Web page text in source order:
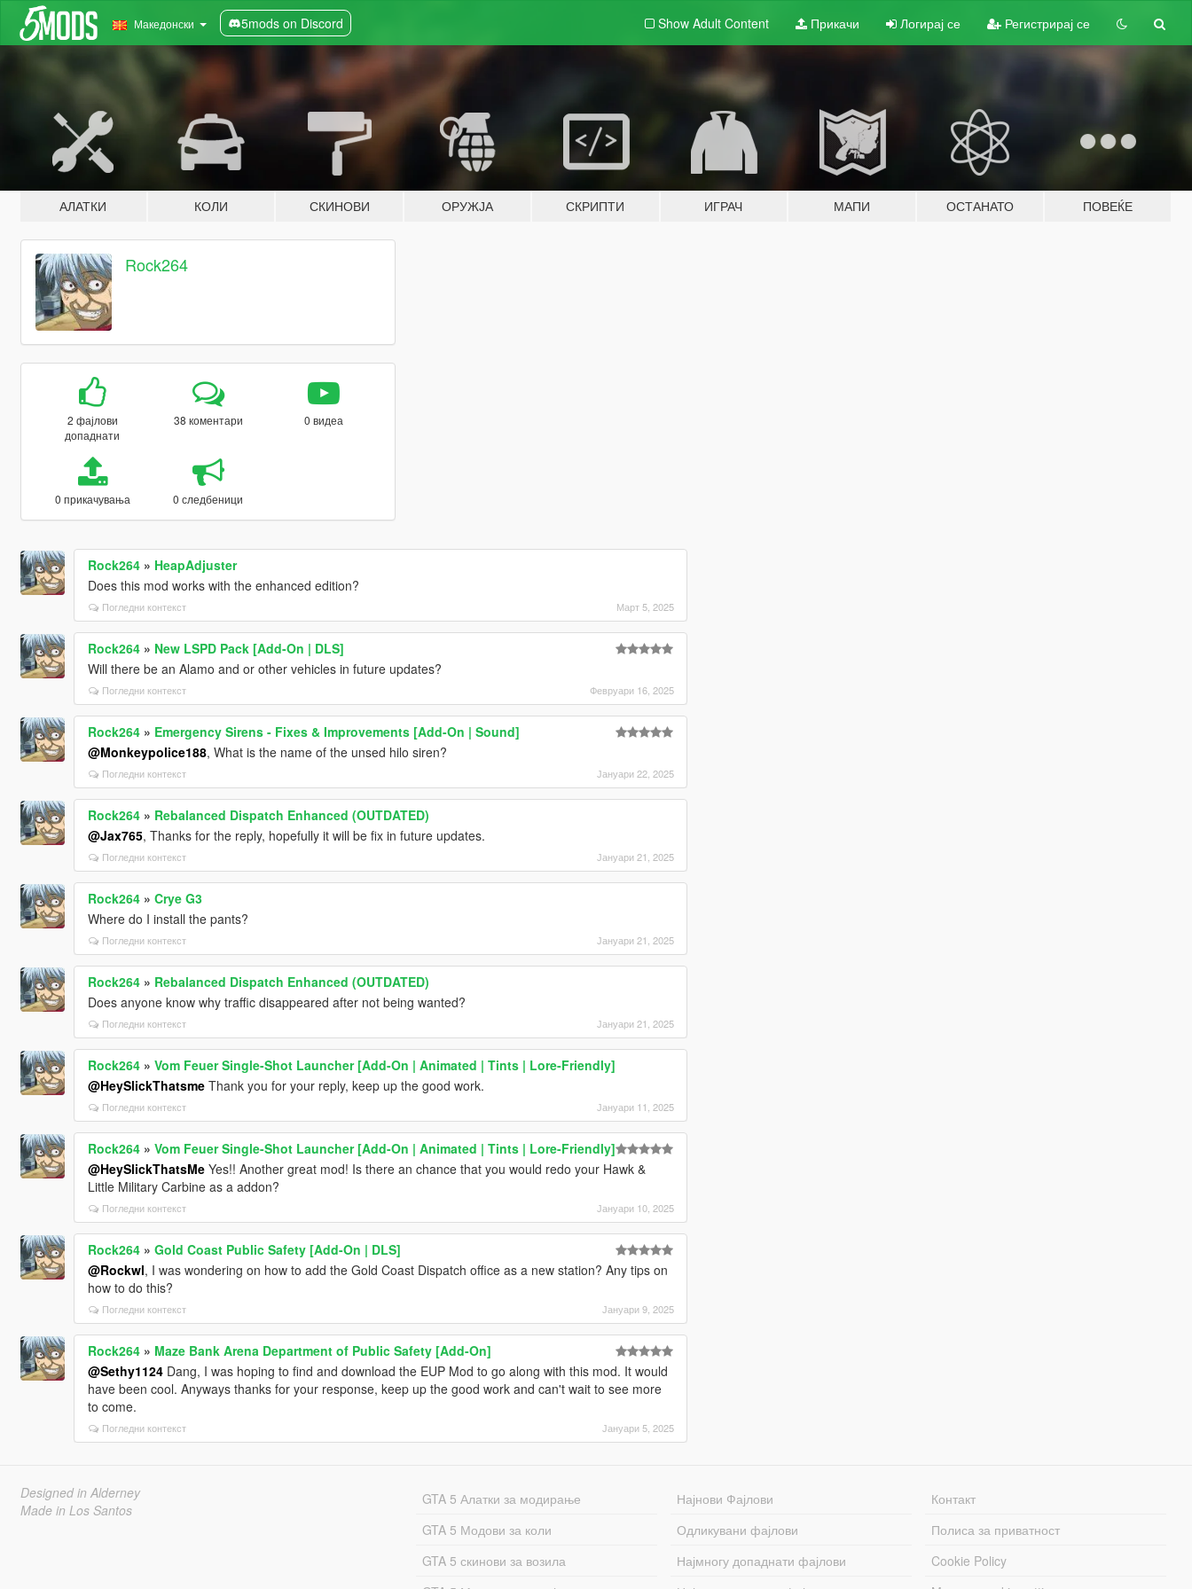
Македонски 5mods on Discord Show Adult Content Прикачи Логирај се Регистрирај се
АЛАТКИ КОЛИ СКИНОВИ ОРУЖЈА СКРИПТИ ИГРАЧ МАПИ ОСТАНАТО ПОВЕЌЕ
Rock264
2 фајлови
допаднати
38 коментари 0 видеа
0 прикачувања 0 следбеници
Rock264» HeapAdjuster
Does this mod works with the enhanced edition?
Погледни контекст Март 5, 2025
Rock264» New LSPD Pack [Add-On | DLS]
Will there be an Alamo and or other vehicles in future updates?
Погледни контекст Февруари 16, 2025
Rock264» Emergency Sirens - Fixes & Improvements [Add-On | Sound]
@Monkeypolice188, What is the name of the unsed hilo siren?
Погледни контекст Јануари 22, 2025
Rock264» Rebalanced Dispatch Enhanced (OUTDATED)
@Jax765, Thanks for the reply, hopefully it will be fix in future updates.
Погледни контекст Јануари 21, 2025
Rock264» Crye G3
Where do I install the pants?
Погледни контекст Јануари 21, 2025
Rock264» Rebalanced Dispatch Enhanced (OUTDATED)
Does anyone know why traffic disappeared after not being wanted?
Погледни контекст Јануари 21, 2025
Rock264» Vom Feuer Single-Shot Launcher [Add-On | Animated | Tints | Lore-Friendly]
@HeySlickThatsmeThank you for your reply, keep up the good work.
Погледни контекст Јануари 11, 2025
Rock264» Vom Feuer Single-Shot Launcher [Add-On | Animated | Tints | Lore-Friendly]
@HeySlickThatsMeYes!! Another great mod! Is there an chance that you would redo your Hawk &
Little Military Carbine as a addon?
Погледни контекст Јануари 10, 2025
Rock264» Gold Coast Public Safety [Add-On | DLS]
@Rockwl, I was wondering on how to add the Gold Coast Dispatch office as a new station? Any tips on
how to do this?
Погледни контекст Јануари 9, 2025
Rock264» Maze Bank Arena Department of Public Safety [Add-On]
@Sethy1124Dang, I was hoping to find and download the EUP Mod to go along with this mod. It would
have been cool. Anyways thanks for your response, keep up the good work and can't wait to see more
to come.
Погледни контекст Јануари 5, 2025
Designed in Alderney
Made in Los Santos
GTA 5 Алатки за модирање
GTA 5 Модови за коли
GTA 5 скинови за возила
Најнови Фајлови
Одликувани фајлови
Најмногу допаднати фајлови
Контакт
Полиса за приватност
Cookie Policy